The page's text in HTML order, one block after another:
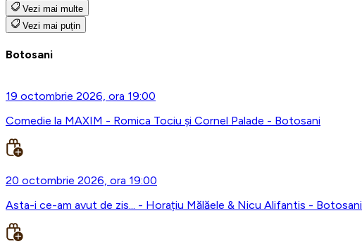
Vezi mai multe
Vezi mai puțin
Botosani
19 octombrie 2026, ora 19:00
Comedie la MAXIM - Romica Tociu și Cornel Palade - Botosani
20 octombrie 2026, ora 19:00
Asta-i ce-am avut de zis... - Horațiu Mălăele & Nicu Alifantis - Botosani